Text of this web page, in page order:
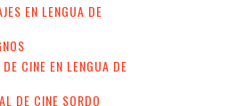
EN LENGUA DE
CINE EN LENGUA DE
DE CINE SORDO